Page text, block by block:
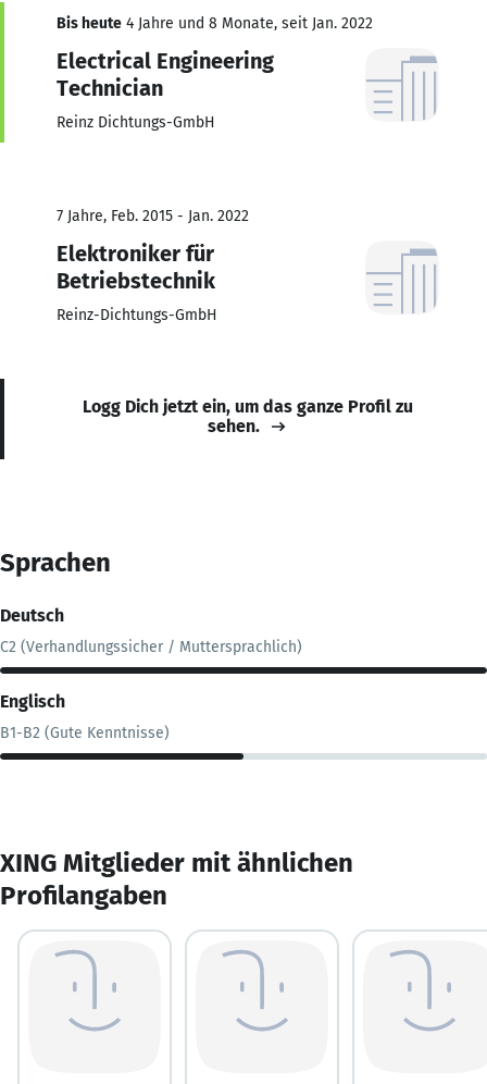
Bis heute 4 Jahre und 8 Monate, seit Jan. 2022
Electrical Engineering
Technician
Reinz Dichtungs-GmbH
7 Jahre, Feb. 2015 - Jan. 2022
Elektroniker für
Betriebstechnik
Reinz-Dichtungs-GmbH
Logg Dich jetzt ein, um das ganze Profil zu
sehen.
Sprachen
Deutsch
C2 (Verhandlungssicher / Muttersprachlich)
Englisch
B1-B2 (Gute Kenntnisse)
XING Mitglieder mit ähnlichen
Profilangaben